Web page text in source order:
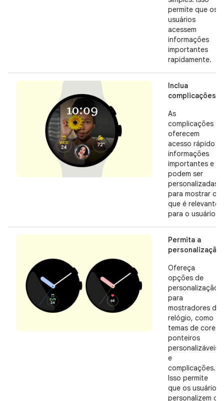
permite que os
usuários
acessem
informações
importantes
rapidamente.
Inclua
complicações
As
complicações
oferecem
acesso rápido a
informações
importantes e
podem ser
personalizadas
para mostrar o
que é relevante
para o usuário.
Permita a
personalização
Ofereça
opções de
personalização
para
mostradores de
relógio, como
temas de cores,
ponteiros
personalizáveis
e
complicações.
Isso permite
que os usuários
personalizem o